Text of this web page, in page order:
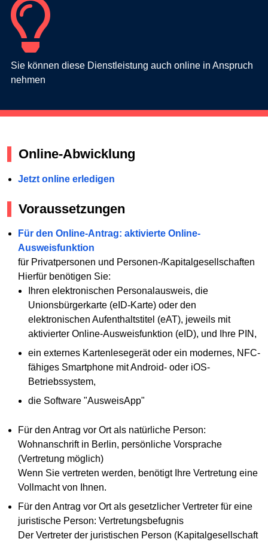
Sie können diese Dienstleistung auch online in Anspruch
nehmen
Online-Abwicklung
Jetzt online erledigen
Voraussetzungen
Für den Online-Antrag: aktivierte Online-
Ausweisfunktion
für Privatpersonen und Personen-/Kapitalgesellschaften
Hierfür benötigen Sie:
Ihren elektronischen Personalausweis, die
Unionsbürgerkarte (eID-Karte) oder den
elektronischen Aufenthaltstitel (eAT), jeweils mit
aktivierter Online-Ausweisfunktion (eID), und Ihre PIN,
ein externes Kartenlesegerät oder ein modernes, NFC-
fähiges Smartphone mit Android- oder iOS-
Betriebssystem,
die Software "AusweisApp"
Für den Antrag vor Ort als natürliche Person:
Wohnanschrift in Berlin, persönliche Vorsprache
(Vertretung möglich)
Wenn Sie vertreten werden, benötigt Ihre Vertretung eine
Vollmacht von Ihnen.
Für den Antrag vor Ort als gesetzlicher Vertreter für eine
juristische Person: Vertretungsbefugnis
Der Vertreter der juristischen Person (Kapitalgesellschaft